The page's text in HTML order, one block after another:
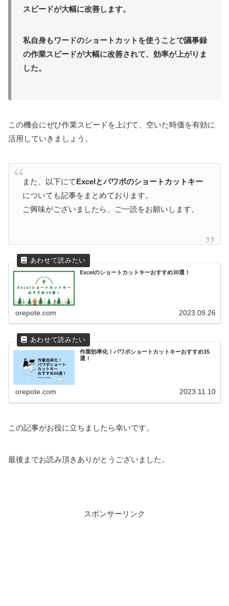
スピードが大幅に改善します。
私自身もワードのショートカットを使うことで議事録
の作業スピードが大幅に改善されて、効率が上がりま
した。
この機会にぜひ作業スピードを上げて、空いた時価を有効に
活用していきましょう。
また、以下にてExcelとパワポのショートカットキー
についても記事をまとめております。
ご興味がございましたら、ご一読をお願いします。
Excelのショートカットキーおすすめ30選！
orepote.com 2023.09.26
作業効率化！パワポショートカットキーおすすめ35
選！
orepote.com 2023.11.10
この記事がお役に立ちましたら幸いです。
最後までお読み頂きありがとうございました。
スポンサーリンク